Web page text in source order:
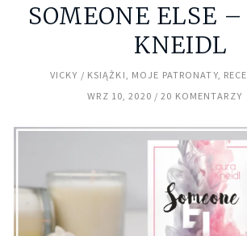
SOMEONE ELSE
KNEIDL
VICKY KSIĄŻKI, MOJE PATRONATY,
WRZ 10, 2020
20 KOMENTARZY